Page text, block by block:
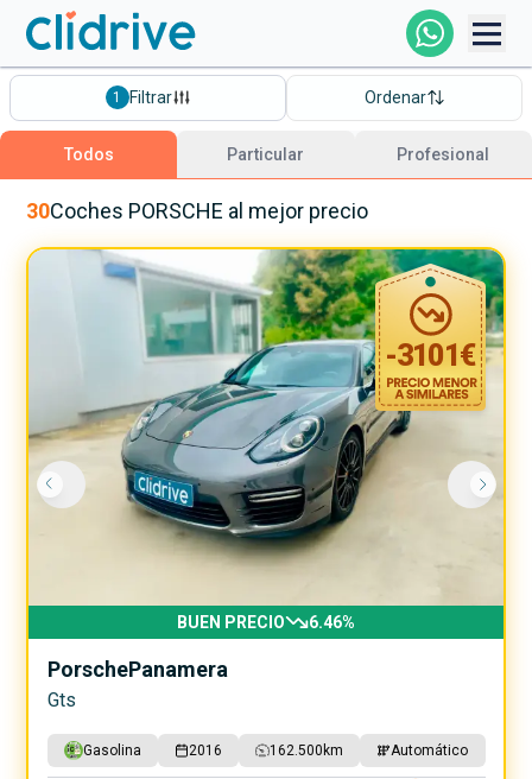
Comprar Coche
Todos Los Coches
Profesional
Particular
Clidrive
1 Filtrar Ordenar
Todos Particular Profesional
30Coches PORSCHE al mejor precio
-3101€
BUEN PRECIO 6.46%
PorschePanamera
Gts
Gasolina 2016 162.500 km Automático